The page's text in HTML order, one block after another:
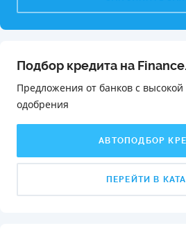
Подбор кредита на
Предложения от банков с
одобрения️
АВТОПОДБОР
ПЕРЕЙТИ В